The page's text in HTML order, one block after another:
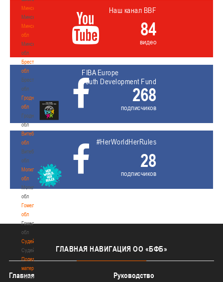
Минск
Минск
Минская
обл
Минская
обл
Брестская
обл
Брестская
обл
Гродненская
обл
Гродненская
обл
Витебская
обл
Витебская
обл
Могилевская
обл
Могилевская
обл
Гомельская
обл
Гомельская
обл
Судейство
Судейство
Полезные
материалы
Полезные
Наш канал BBF
84
видео
FIBA Europe
Youth Development Fund
268
подписчиков
#HerWorldHerRules
28
подписчиков
ГЛАВНАЯ НАВИГАЦИЯ ОО «БФБ»
Главная
Руководство